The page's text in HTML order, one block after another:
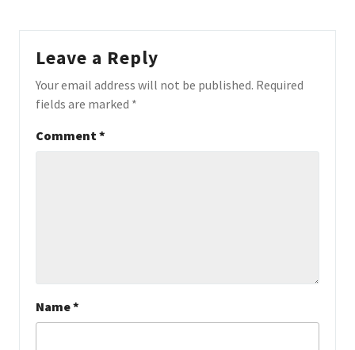
Leave a Reply
Your email address will not be published. Required
fields are marked *
Comment *
Name*